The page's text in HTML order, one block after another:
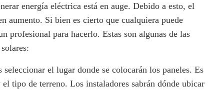
energía eléctrica está en auge. Debido a esto, el
aumento. Si bien es cierto que cualquiera puede
profesional para hacerlo. Estas son algunas de las
el lugar donde se colocarán los paneles. Es
tipo de terreno. Los instaladores sabrán dónde ubicar